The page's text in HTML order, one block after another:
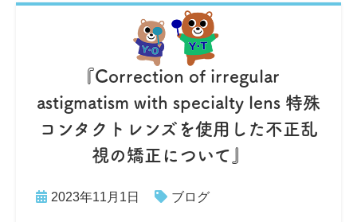
『Correction of irregular
astigmatism with specialty lens 特殊
コンタクトレンズを使用した不正乱
視の矯正について』
2023年11月1日 ブログ